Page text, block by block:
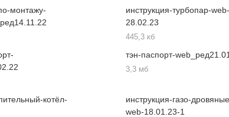
монтажу-
инструкция-турбопар-web-
28.02.23
445,3 кб
тэн-паспорт-
3,3 мб
котёл-
инструкция-газо-
web-18.01.23-1